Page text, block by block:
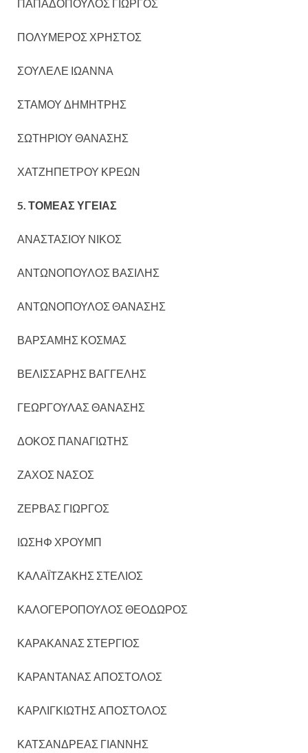
ΠΑΠΑΔΟΠΟΥΛΟΣ ΓΙΩΡΓΟΣ
ΠΟΛΥΜΕΡΟΣ ΧΡΗΣΤΟΣ
ΣΟΥΛΕΛΕ ΙΩΑΝΝΑ
ΣΤΑΜΟΥ ΔΗΜΗΤΡΗΣ
ΣΩΤΗΡΙΟΥ ΘΑΝΑΣΗΣ
ΧΑΤΖΗΠΕΤΡΟΥ ΚΡΕΩΝ
5. ΤΟΜΕΑΣ ΥΓΕΙΑΣ
ΑΝΑΣΤΑΣΙΟΥ ΝΙΚΟΣ
ΑΝΤΩΝΟΠΟΥΛΟΣ ΒΑΣΙΛΗΣ
ΑΝΤΩΝΟΠΟΥΛΟΣ ΘΑΝΑΣΗΣ
ΒΑΡΣΑΜΗΣ ΚΟΣΜΑΣ
ΒΕΛΙΣΣΑΡΗΣ ΒΑΓΓΕΛΗΣ
ΓΕΩΡΓΟΥΛΑΣ ΘΑΝΑΣΗΣ
ΔΟΚΟΣ ΠΑΝΑΓΙΩΤΗΣ
ΖΑΧΟΣ ΝΑΣΟΣ
ΖΕΡΒΑΣ ΓΙΩΡΓΟΣ
ΙΩΣΗΦ ΧΡΟΥΜΠ
ΚΑΛΑΪΤΖΑΚΗΣ ΣΤΕΛΙΟΣ
ΚΑΛΟΓΕΡΟΠΟΥΛΟΣ ΘΕΟΔΩΡΟΣ
ΚΑΡΑΚΑΝΑΣ ΣΤΕΡΓΙΟΣ
ΚΑΡΑΝΤΑΝΑΣ ΑΠΟΣΤΟΛΟΣ
ΚΑΡΛΙΓΚΙΩΤΗΣ ΑΠΟΣΤΟΛΟΣ
ΚΑΤΣΑΝΔΡΕΑΣ ΓΙΑΝΝΗΣ